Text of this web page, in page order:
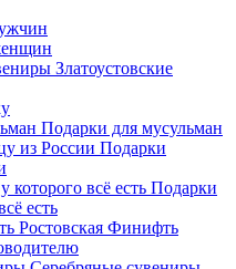
Златоустовские
Подарки для мусульман
Подарки
Подарки
есть
Ростовская Финифть